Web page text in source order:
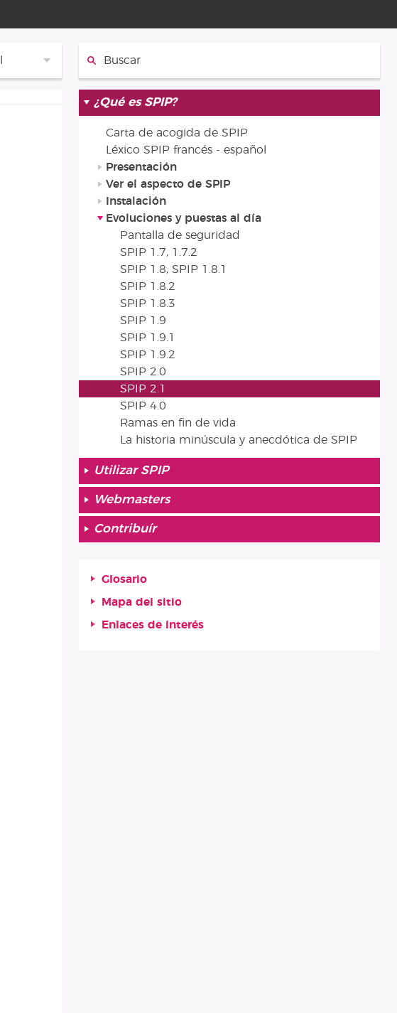
¿Qué es SPIP?
Carta de acogida de SPIP
Léxico SPIP francés - español
Presentación
Ver el aspecto de SPIP
Instalación
Evoluciones y puestas al día
Pantalla de seguridad
SPIP 1.7, 1.7.2
SPIP 1.8, SPIP 1.8.1
SPIP 1.8.2
SPIP 1.8.3
SPIP 1.9
SPIP 1.9.1
SPIP 1.9.2
SPIP 2.0
SPIP 2.1
SPIP 4.0
Ramas en fin de vida
La historia minúscula y anecdótica de SPIP
Utilizar SPIP
Webmasters
Contribuír
Glosario
Mapa del sitio
Enlaces de interés